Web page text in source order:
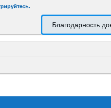
Благодарность